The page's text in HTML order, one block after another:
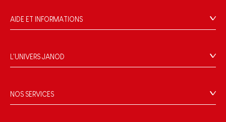
AIDE ET INFORMATIONS
FAQ
Contact
Rappel Produits
L'UNIVERS JANOD
Le design
Blog Conseils d'Experts
NOS SERVICES